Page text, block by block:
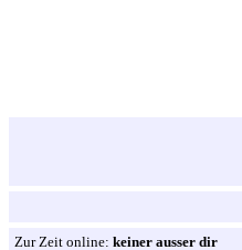
Zur Zeit online: keiner ausser dir